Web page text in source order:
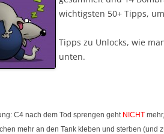
wichtigsten 50+ Tipps,
Tipps zu Unlocks, wie
unten.
C4 nach dem Tod sprengen geht NICHT
mehr an den Tank kleben und sterben